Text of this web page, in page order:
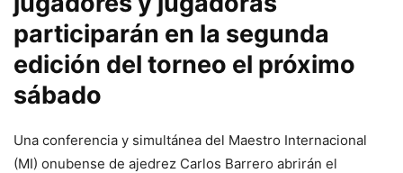
participarán en la segunda
edición del torneo el próximo
sábado
Una conferencia y simultánea del Maestro Internacional
(MI) onubense de ajedrez Carlos Barrero abrirán el